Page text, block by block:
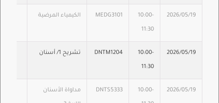
2026/05/19
10:00-
11:30
MEDG3101 الكيمياء المرضية
2026/05/19
10:00-
11:30
DNTM1204 تشريح 1/ أسنان
2026/05/19
10:00-
DNTS5333 مداواة الأسنان